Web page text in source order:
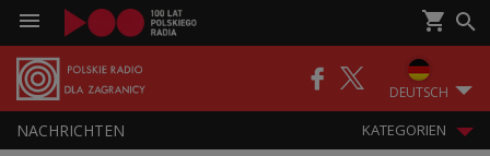
DEUTSCH
NACHRICHTEN KATEGORIEN